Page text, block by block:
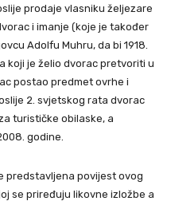
prodaje vlasniku željezare
i imanje (koje je također
Adolfu Muhru, da bi 1918.
koji je želio dvorac pretvoriti u
postao predmet ovrhe i
2. svjetskog rata dvorac
turističke obilaske, a
godine.
predstavljena povijest ovog
se priređuju likovne izložbe a